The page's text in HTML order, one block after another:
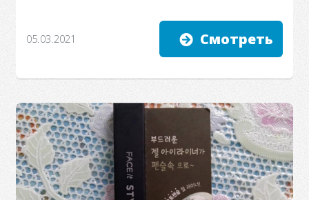
05.03.2021 Смотреть